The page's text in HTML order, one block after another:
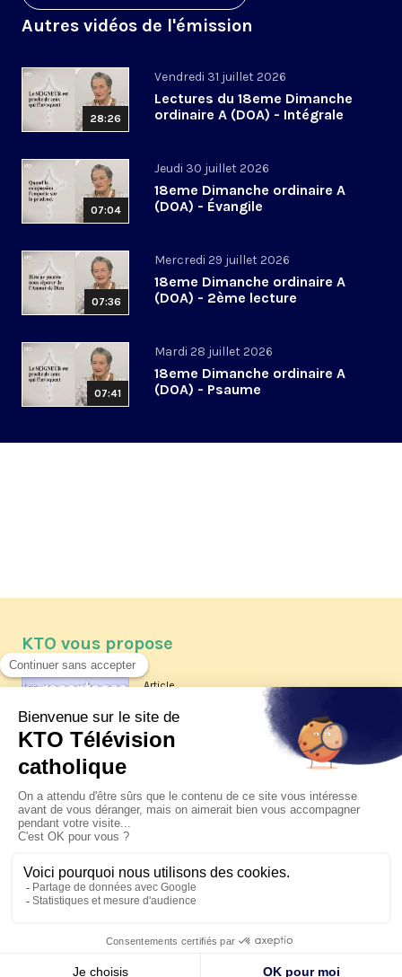
Autres vidéos de l'émission
28:26
Vendredi 31 juillet 2026
Lectures du 18eme Dimanche
ordinaire A (DOA) - Intégrale
07:04
Jeudi 30 juillet 2026
18eme Dimanche ordinaire A
(DOA) - Évangile
07:36
Mercredi 29 juillet 2026
18eme Dimanche ordinaire A
(DOA) - 2ème lecture
07:41
Mardi 28 juillet 2026
18eme Dimanche ordinaire A
(DOA) - Psaume
KTO vous propose
Article
Les reportages d'été 2026 de KTO
La visite pastorale du pape Léon
XIV à Assise à suivre sur KTO le
jeudi 6 août
Le pape en Uruguay, Argentine et
Pérou du 6 au 17 novembre 2026